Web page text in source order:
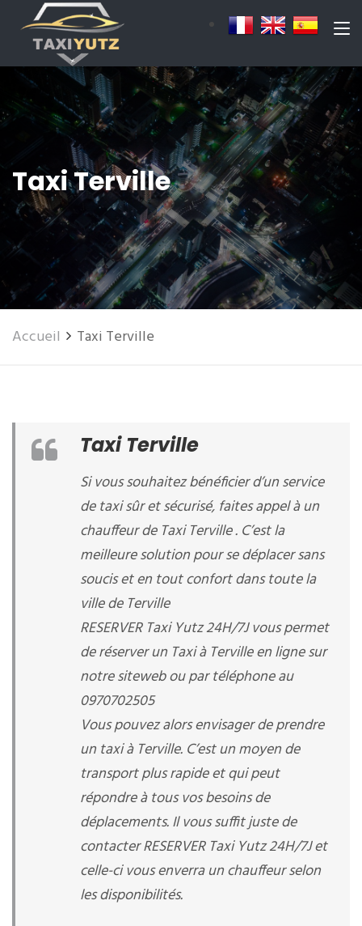
Taxi Terville
Accueil Taxi Terville
Taxi Terville
Si vous souhaitez bénéficier d’un service
de taxi sûr et sécurisé, faites appel à un
chauffeur de Taxi Terville . C’est la
meilleure solution pour se déplacer sans
soucis et en tout confort dans toute la
ville de Terville
RESERVER Taxi Yutz 24H/7J vous permet
de réserver un Taxi à Terville en ligne sur
notre siteweb ou par téléphone au
0970702505
Vous pouvez alors envisager de prendre
un taxi à Terville. C’est un moyen de
transport plus rapide et qui peut
répondre à tous vos besoins de
déplacements. Il vous suffit juste de
contacter RESERVER Taxi Yutz 24H/7J et
celle-ci vous enverra un chauffeur selon
les disponibilités.